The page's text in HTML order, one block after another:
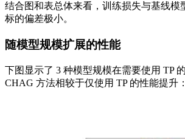
结合图和表总体来看，训练损失与基线模
标的偏差极小。
随模型规模扩展的性能
下图显示了 3 种模型规模在需要使用 TP
CHAG 方法相较于仅使用 TP 的性能提升：